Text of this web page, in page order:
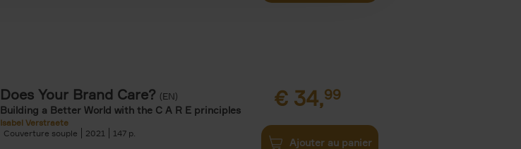
Does Your Brand Care? (EN)
Building a Better World with the C A R E principles
Isabel Verstraete
Couverture souple
2021 147
€ 34,99
Ajouter au panier